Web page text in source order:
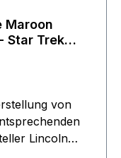
Maroon
Star Trek
von
Lincoln